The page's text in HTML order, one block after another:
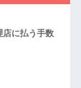
店に払う手数